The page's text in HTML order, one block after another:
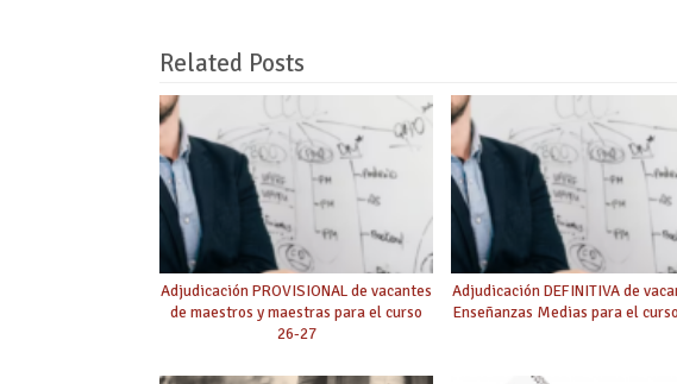
Related Posts
Adjudicación PROVISIONAL de vacantes
de maestros y maestras para el curso
26-27
Adjudicación DEFINITIVA de
Enseñanzas Medias para el